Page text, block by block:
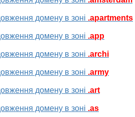
домену в зоні .apartments
домену в зоні .app
домену в зоні .archi
домену в зоні .army
домену в зоні .art
домену в зоні .as